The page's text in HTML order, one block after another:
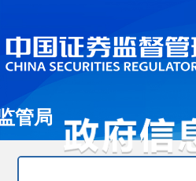
管局